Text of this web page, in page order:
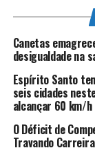
Santo
aumentará o
unidade e
“Estamos
bancos de
significativas
motivos é o
Covid-19, o que
Canetas
desigualdade na
Espírito Santo
seis cidades
alcançar 60 km/h
O Déficit de
Travando